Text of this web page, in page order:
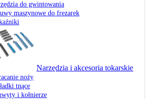
do gwintowania
maszynowe do frezarek
Narzędzia i akcesoria tokarskie
noży
tnące
i kołnierze